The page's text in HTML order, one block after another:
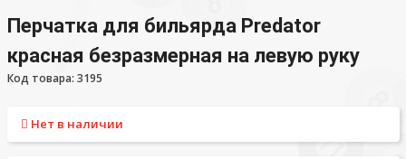
Перчатка для бильярда Predator
красная безразмерная на левую руку
Код товара: 3195
Нет в наличии